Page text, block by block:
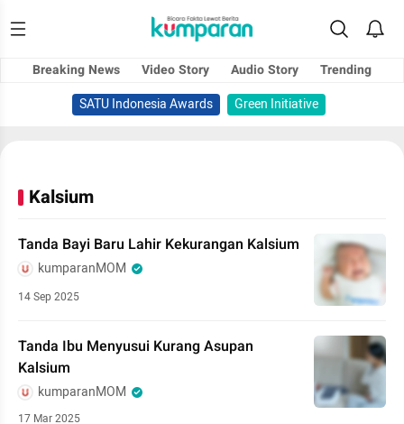
Breaking News Video Story Audio Story
Trending
SATU Indonesia Awards
Green Initiative
Kalsium
Tanda Bayi Baru Lahir Kekurangan Kalsium
kumparanMOM
14 Sep 2025
Tanda Ibu Menyusui Kurang Asupan
Kalsium
kumparanMOM
17 Mar 2025